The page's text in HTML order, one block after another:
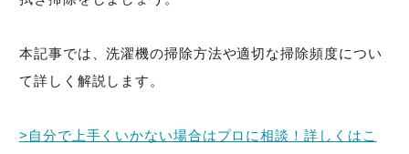
洗濯機
トラブル事例
本記事では、洗濯機の掃除方法や適切な掃除頻度につい
て詳しく解説します。
>自分で上手くいかない場合はプロに相談！詳しくはこ